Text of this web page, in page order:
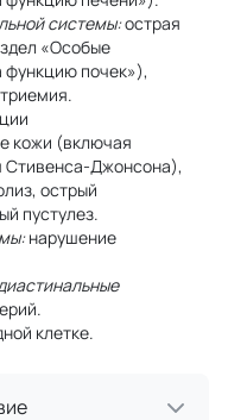
системы:острая
«Особые
функцию почек»),
кожи (включая
Стивенса-Джонсона),
острый
пустулез.
нарушение
клетке.